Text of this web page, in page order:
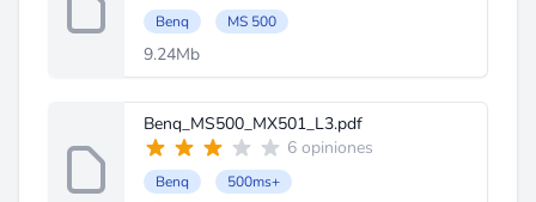
Benq MS 500
9.24Mb
Benq_MS500_MX501_L3.pdf
6 opiniones
Benq 500ms+